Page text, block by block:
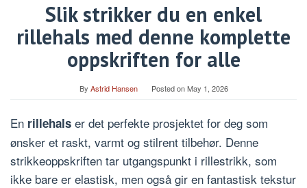
Slik strikker du en enkel
rillehals med denne komplette
oppskriften for alle
By Astrid Hansen Posted onMay 1, 2026
En rillehals er det perfekte prosjektet for deg som
ønsker et raskt, varmt og stilrent tilbehør. Denne
strikkeoppskriften tar utgangspunkt i rillestrikk, som
ikke bare er elastisk, men også gir en fantastisk tekstur